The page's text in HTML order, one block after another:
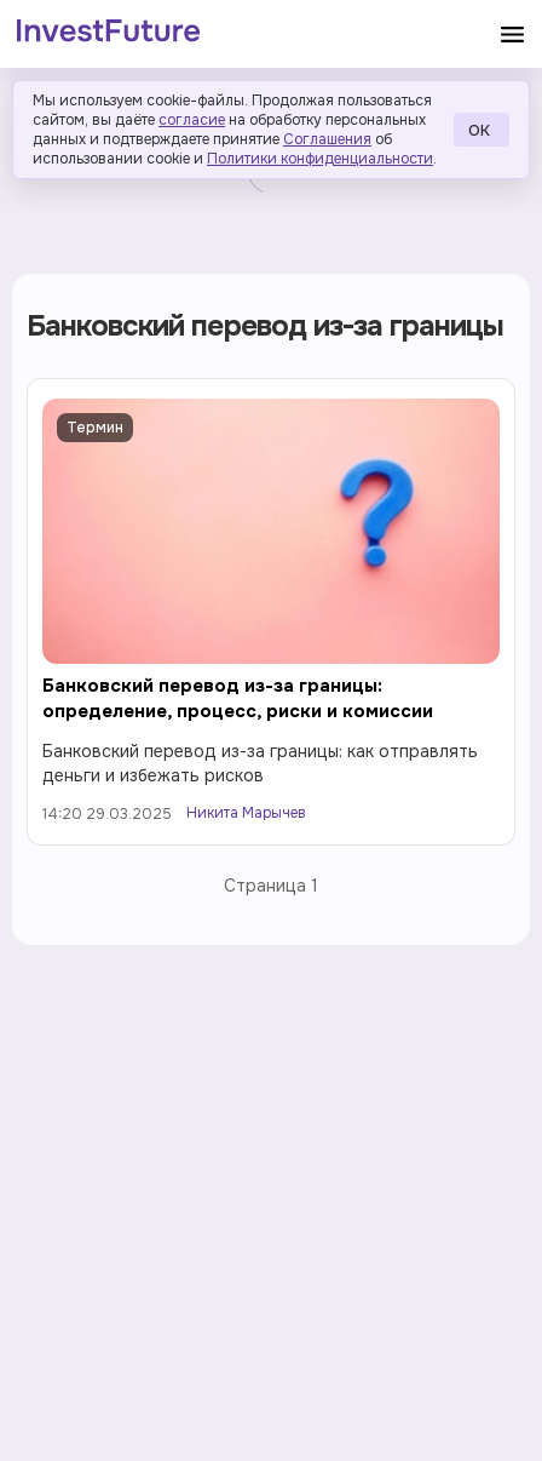
Мы используем cookie-файлы. Продолжая пользоваться
сайтом, вы даёте согласие на обработку персональных
данных и подтверждаете принятие Соглашения об
использовании cookie и Политики конфиденциальности.
ОК
Банковский перевод из-за границы
Термин
Банковский перевод из-за границы:
определение, процесс, риски и комиссии
Банковский перевод из-за границы: как отправлять
деньги и избежать рисков
14:20 29.03.2025 Никита Марычев
Страница 1